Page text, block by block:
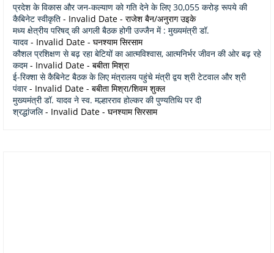
प्रदेश के विकास और जन-कल्याण को गति देने के लिए 30,055 करोड़ रूपये की
कैबिनेट स्वीकृति - Invalid Date - राजेश बैन/अनुराग उइके
मध्य क्षेत्रीय परिषद् की अगली बैठक होगी उज्जैन में : मुख्यमंत्री डॉ.
यादव - Invalid Date - घनश्याम सिरसाम
कौशल प्रशिक्षण से बढ़ रहा बेटियों का आत्मविश्वास, आत्मनिर्भर जीवन की ओर बढ़ रहे
कदम- Invalid Date - बबीता मिश्रा
ई-रिक्शा से कैबिनेट बैठक के लिए मंत्रालय पहुंचे मंत्री द्वय श्री टेटवाल और श्री
पंवार- Invalid Date - बबीता मिश्रा/शिवम शुक्ल
मुख्यमंत्री डॉ. यादव ने स्व. मल्हारराव होल्कर की पुण्यतिथि पर दी
श्रद्धांजलि- Invalid Date - घनश्याम सिरसाम